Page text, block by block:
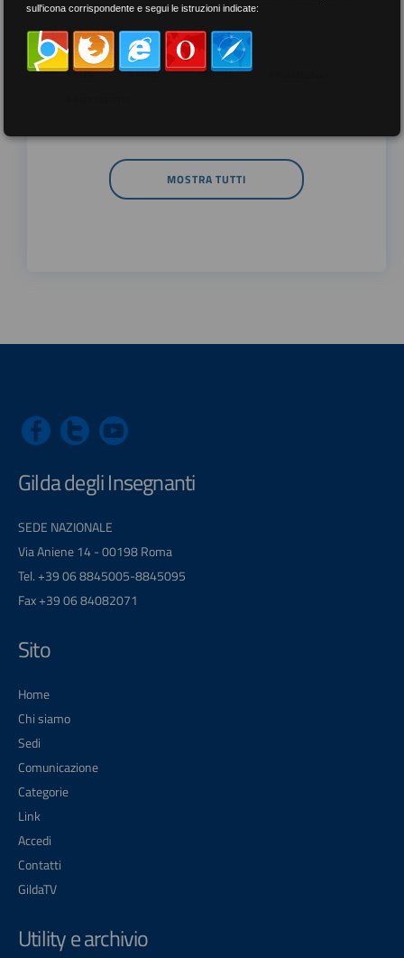
per tag
##DS ##FGU ##Gilda
MOSTRA TUTTI
Gilda degli Insegnanti
SEDE NAZIONALE
Via Aniene 14 - 00198 Roma
Tel. +39 06 8845005-8845095
Fax +39 06 84082071
Sito
Home
Chi siamo
Sedi
Comunicazione
Categorie
Link
Accedi
Contatti
GildaTV
Utility e archivio
sull'icona corrispondente e segui le istruzioni indicate: